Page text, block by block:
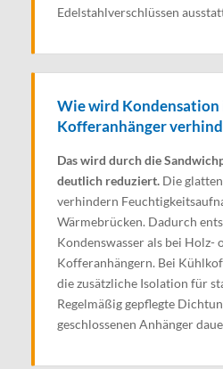
Edelstahlverschlüssen
Wie wird Kondensation
Kofferanhänger
Das wird durch die
deutlich reduziert. Die
verhindern
Wärmebrücken. Dadurch
Kondenswasser als bei Holz-
Kofferanhängern. Bei
die zusätzliche Isolation für
Regelmäßig gepflegte
geschlossenen Anhänger